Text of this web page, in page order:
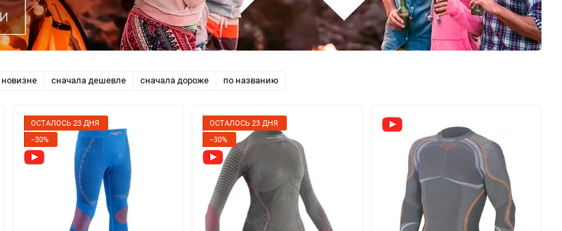
новизне сначала дешевле сначала дороже по названию
ОСТАЛОСЬ 23 ДНЯ
−30%
ОСТАЛОСЬ 23 ДНЯ
−30%